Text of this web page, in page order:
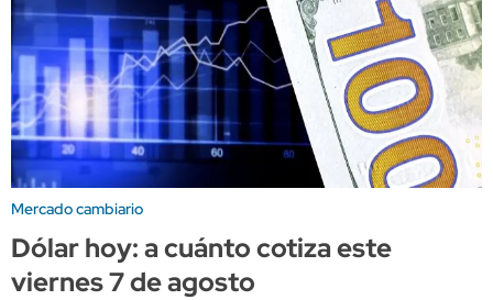
Mercado cambiario
Dólar hoy: a cuánto cotiza este
viernes 7 de agosto